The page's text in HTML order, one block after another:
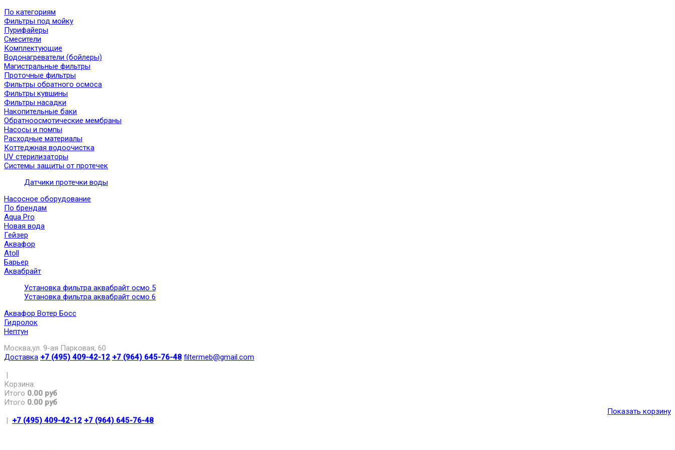
По категориям
Фильтры под мойку
Пурифайеры
Смесители
Комплектующие
Водонагреватели (бойлеры)
Магистральные фильтры
Проточные фильтры
Фильтры обратного осмоса
Фильтры кувшины
Фильтры насадки
Накопительные баки
Обратноосмотические мембраны
Насосы и помпы
Расходные материалы
Коттеджная водоочистка
UV стерилизаторы
Системы защиты от протечек
Датчики протечки воды
Насосное оборудование
По брендам
Aqua Pro
Новая вода
Гейзер
Аквафор
Atoll
Барьер
Аквабрайт
Установка фильтра аквабрайт осмо 5
Установка фильтра аквабрайт осмо 6
Аквафор Вотер Босс
Гидролок
Нептун
Москва,ул. 9-ая Парковая, 60
Доставка +7 (495) 409-42-12 +7 (964) 645-76-48 filtermeb@gmail.com
|
Корзина:
Итого 0.00 руб
Итого 0.00 руб
Показать корзину
| +7 (495) 409-42-12 +7 (964) 645-76-48